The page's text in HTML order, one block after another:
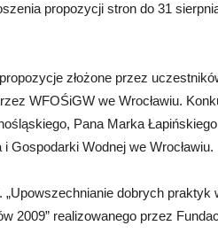
propozycji stron do 31
złożone przez
WFOŚiGW we Wrocławiu.
Pana Marka
Wodnej we Wrocławiu.
dobrych praktyk
2009” realizowanego przez